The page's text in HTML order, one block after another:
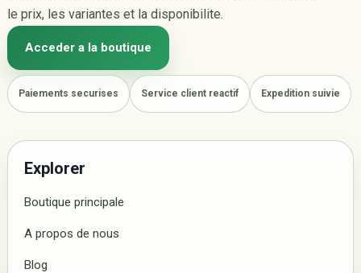
le prix, les variantes et la disponibilite.
Acceder a la boutique
Paiements securises Service client reactif Expedition suivie
Explorer
Boutique principale
A propos de nous
Blog